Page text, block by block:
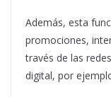
Además, esta
promociones,
través de las
digital, por